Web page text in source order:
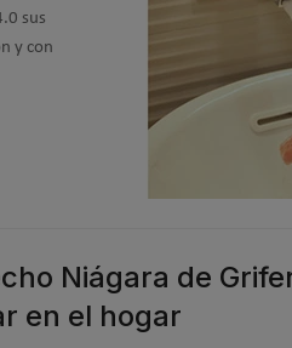
sus
y con
Niágara de
en el hogar